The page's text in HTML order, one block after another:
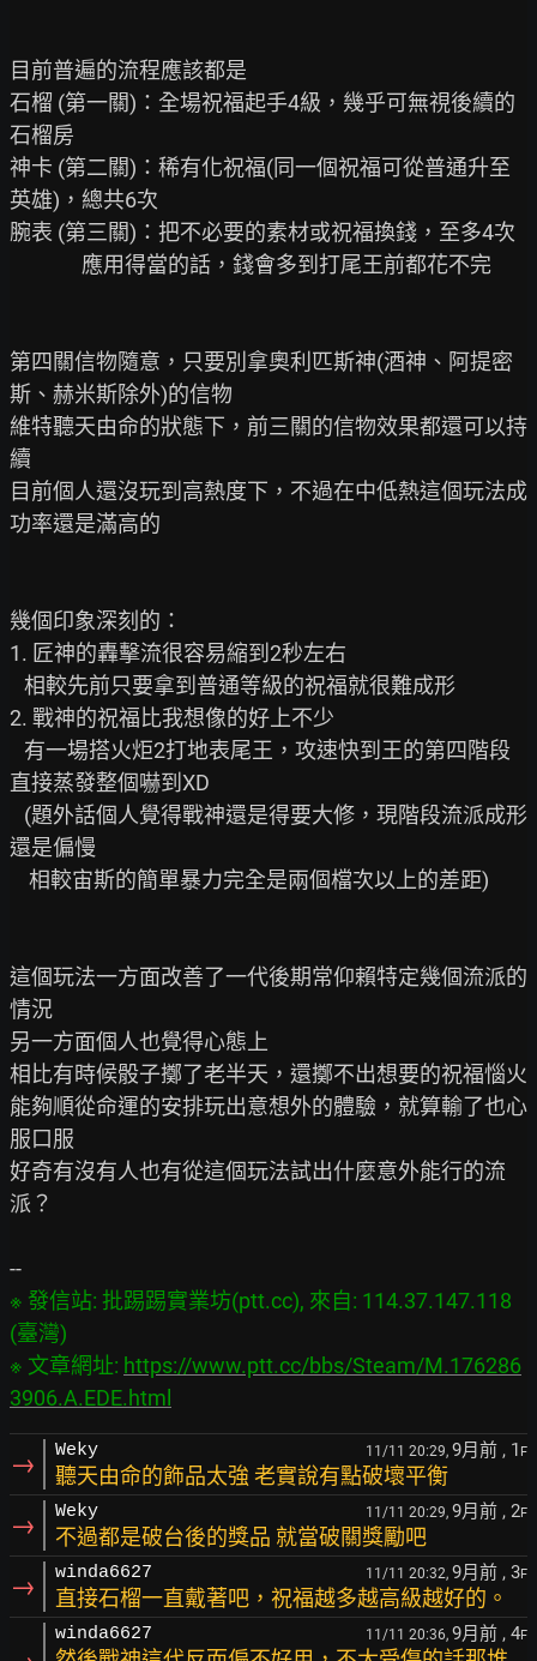
目前普遍的流程應該都是
石榴 (第一關)：全場祝福起手4級，幾乎可無視後續的
石榴房
神卡 (第二關)：稀有化祝福(同一個祝福可從普通升至
英雄)，總共6次
腕表 (第三關)：把不必要的素材或祝福換錢，至多4次
第四關信物隨意，只要別拿奧利匹斯神(酒神、阿提密
斯、赫米斯除外)的信物
維特聽天由命的狀態下，前三關的信物效果都還可以持
續
目前個人還沒玩到高熱度下，不過在中低熱這個玩法成
功率還是滿高的
幾個印象深刻的：
1. 匠神的轟擊流很容易縮到2秒左右
2. 戰神的祝福比我想像的好上不少
直接蒸發整個嚇到XD
還是偏慢
這個玩法一方面改善了一代後期常仰賴特定幾個流派的
情況
另一方面個人也覺得心態上
相比有時候骰子擲了老半天，還擲不出想要的祝福惱火
能夠順從命運的安排玩出意想外的體驗，就算輸了也心
服口服
好奇有沒有人也有從這個玩法試出什麼意外能行的流
派？
※ 發信站: 批踢踢實業坊(ptt.cc), 來自: 114.37.147.118
(臺灣)
※ 文章網址: https://www.ptt.cc/bbs/Steam/M.176286
3906.A.EDE.html
→ Weky 11/11 20:29, 9月前 , 1 F
聽天由命的飾品太強 老實說有點破壞平衡
→ Weky 11/11 20:29, 9月前 , 2F
不過都是破台後的獎品 就當破關獎勵吧
→ winda6627 11/11 20:32, 9月前 , 3F
直接石榴一直戴著吧，祝福越多越高級越好的。
winda6627 11/11 20:36, 9月前 , 4F